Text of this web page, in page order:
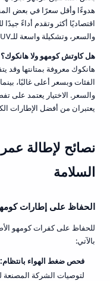
هدوءًا وأقل سعرًا في بعض
اقتصاديًا أكثر وتقدم أداءً
والسعر، وتشكيلة واسعة للـSUV والرحلات.
هل كاوتش كومهو ولا هانكوك؟
هانكوك معروفة بمتانتها وقد
الفئات وبسعر أعلى غالبًا،
والسعر. الاختيار يعتمد على
يعتبران من أفضل الإطارات
نصائح لإطالة
السلامة
الحفاظ علىإطارات
للحفاظ على كفرات كومهو
بالآتي:
فحص ضغط الهواء بانتظام:
لتوصيات الشركة المصنعة